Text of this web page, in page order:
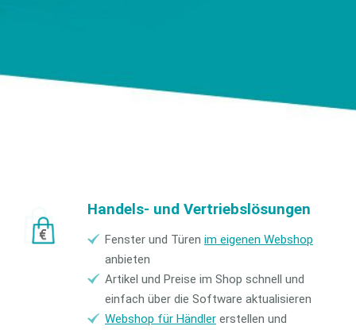
Handels- und Vertriebslösungen
Fenster und Türen im eigenen Webshop
anbieten
Artikel und Preise im Shop schnell und
einfach über die Software aktualisieren
Webshop für Händler erstellen und